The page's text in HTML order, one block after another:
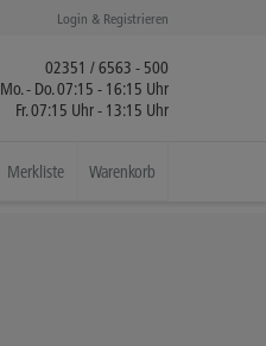
Login & Registrieren
02351 / 6563 - 500
Mo. - Do. 07:15 - 16:15 Uhr
Fr. 07:15 Uhr - 13:15 Uhr
Merkliste Warenkorb